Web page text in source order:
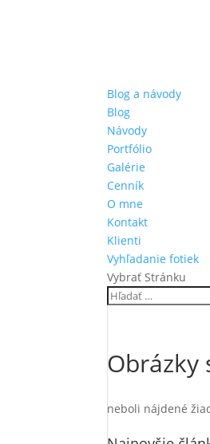
Blog a návody
Blog
Návody
Portfólio
Galérie
Cenník
O mne
Kontakt
Klienti
Vyhľadanie fotiek
Vybrať Stránku
Obrázky
neboli nájdené